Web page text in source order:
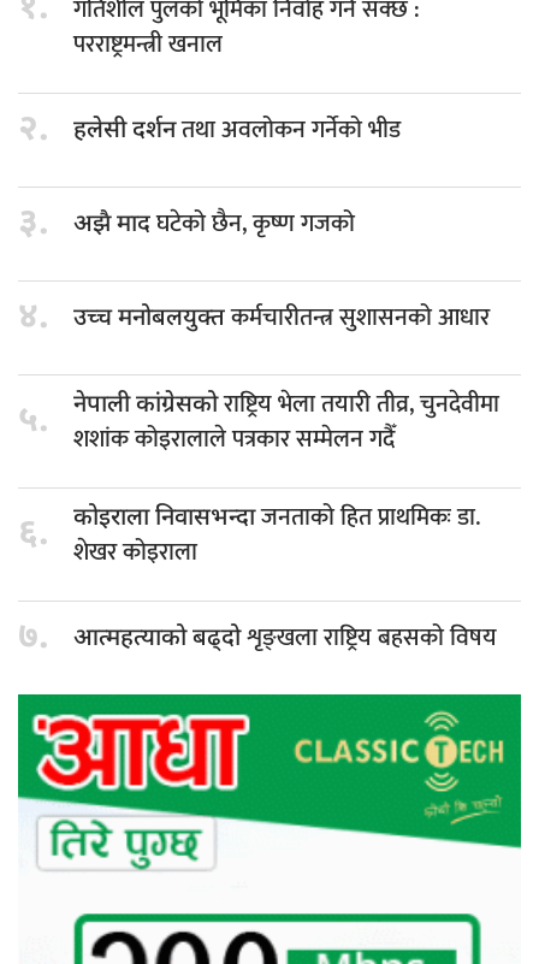
गतिशील पुलको भूमिका निर्वाह गर्न सक्छ :
परराष्ट्रमन्त्री खनाल
२. हलेसी दर्शनतथा अवलोकन गर्नेको भीड
३. अझै मादघटेको छैन, कृष्ण गजको
४. उच्च मनोबलयुक्तकर्मचारीतन्त्र सुशासनको आधार
५. नेपाली कांग्रेसकोराष्ट्रिय भेला तयारी तीव्र, चुनदेवीमा
शशांक कोइरालाले पत्रकार सम्मेलन गदैँ
६. कोइराला निवासभन्दाजनताको हित प्राथमिकः डा.
शेखर कोइराला
७. आत्महत्याको बढ्दोशृङ्खला राष्ट्रिय बहसको विषय